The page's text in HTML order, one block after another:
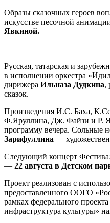
Образы сказочных героев
искусстве песочной
Явкиной.
Русская, татарская и
в исполнении оркестра
дирижера Ильназа Дудкина,
сказок.
Произведения И.С. Баха,
Ф.Яруллина, Дж. Файзи и Р.
программу вечера. Сольные
Зарифуллина —
Следующий концерт
— 22 августа в Детском
Проект реализован с
предоставленного ООГО
рамках федерального
инфраструктура культуры»